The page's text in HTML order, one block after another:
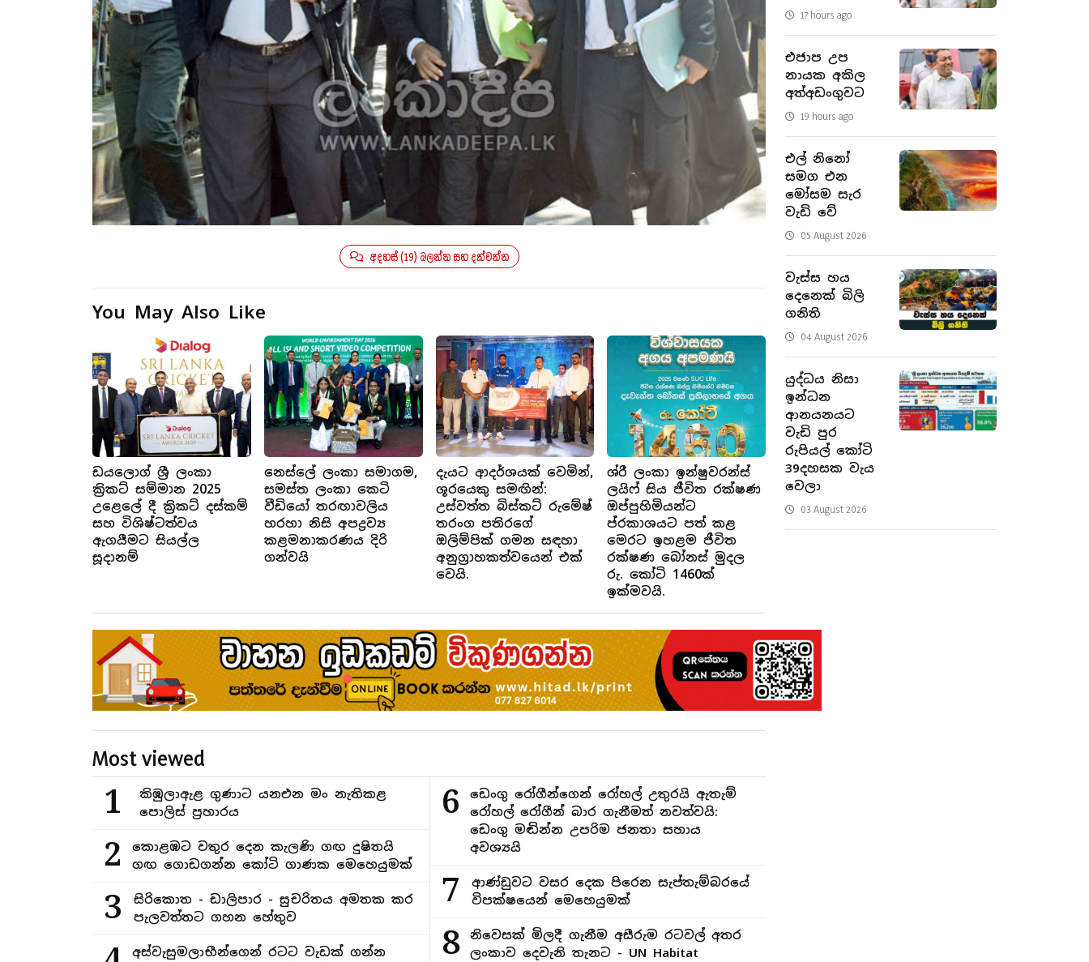
අදහස් (19) බලන්න සහ දක්වන්න
You May Also Like
ඩයලොග් ශ්‍රී ලංකා
ක්‍රිකට් සම්මාන 2025
උළෙලේ දී ක්‍රිකට් දස්කම්
සහ විශිෂ්ටත්වය
ඇගයීමට සියල්ල
සූදානම්
නෙස්ලේ ලංකා සමාගම,
සමස්ත ලංකා කෙටි
වීඩියෝ තරඟාවලිය
හරහා නිසි අපද්‍රව්‍ය
කළමනාකරණය දිරි
ගන්වයි
දැයට ආදර්ශයක් වෙමින්,
ශූරයෙකු සමඟින්:
උස්වත්ත බිස්කට් රුමේෂ්
තරංග පතිරගේ
ඔලිම්පික් ගමන සඳහා
අනුග්‍රාහකත්වයෙන් එක්
වෙයි.
ශ්රී ලංකා ඉන්ෂුවරන්ස්
ලයිෆ් සිය ජීවිත රක්ෂණ
ඔප්පුහිමියන්ට
ප්රකාශයට පත් කළ
මෙරට ඉහළම ජීවිත
රක්ෂණ බෝනස් මුදල
රු. කෝටි 1460ක්
ඉක්මවයි.
Most viewed
1
කිඹුලාඇළ ගුණාට යනඑන මං නැතිකළ
පොලිස් ප්‍රහාරය
2
කොළඹට වතුර දෙන කැලණි ගඟ දුෂිතයි
ගඟ ගොඩගන්න කෝටි ගාණක මෙහෙයුමක්
3
සිරිකොත - ඩාලිපාර - සුචරිතය අමතක කර
පැලවත්තට ගහන හේතුව
අස්වැසුමලාභීන්ගෙන් රටට වැඩක් ගන්න
6
ඩෙංගු රෝගීන්ගෙන් රෝහල් උතුරයි ඇතැම්
රෝහල් රෝගීන් බාර ගැනීමත් නවත්වයි:
ඩෙංගු මඬින්න උපරිම ජනතා සහාය
අවශ්‍යයි
7
ආණ්ඩුවට වසර දෙක පිරෙන සැප්තැම්බරයේ
විපක්ෂයෙන් මෙහෙයුමක්
8
නිවෙසක් මිලදී ගැනීම අසීරුම රටවල් අතර
ලංකාව දෙවැනි තැනට - UN Habitat
17 hours ago
එජාප උප
නායක අකිල
අත්අඩංගුවට
19 hours ago
එල් නිනෝ
සමග එන
මෝසම සැර
වැඩි වේ
05 August 2026
වැස්ස හය
දෙනෙක් බිලි
ගනිති
04 August 2026
යුද්ධය නිසා
ඉන්ධන
ආනයනයට
වැඩි පුර
රුපියල් කෝටි
39දහසක වැය
වෙලා
03 August 2026